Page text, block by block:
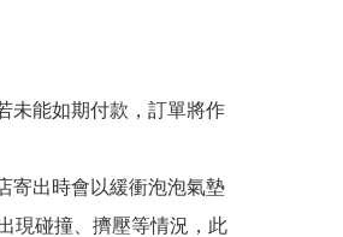
未能如期付款，訂單將作
寄出時會以緩衝泡泡氣墊
現碰撞、擠壓等情況，此